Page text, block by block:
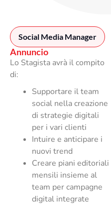
Social Media Manager
Annuncio
Lo Stagista avrà il compito
di:
Supportare il team
social nella creazione
di strategie digitali
per i vari clienti
Intuire e anticipare i
nuovi trend
Creare piani editoriali
mensili insieme al
team per campagne
digital integrate